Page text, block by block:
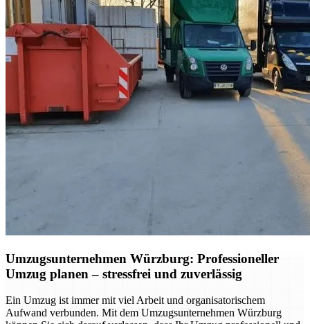
Umzugsunternehmen Würzburg: Professioneller
Umzug planen – stressfrei und zuverlässig
Ein Umzug ist immer mit viel Arbeit und organisatorischem
Aufwand verbunden. Mit dem Umzugsunternehmen Würzburg